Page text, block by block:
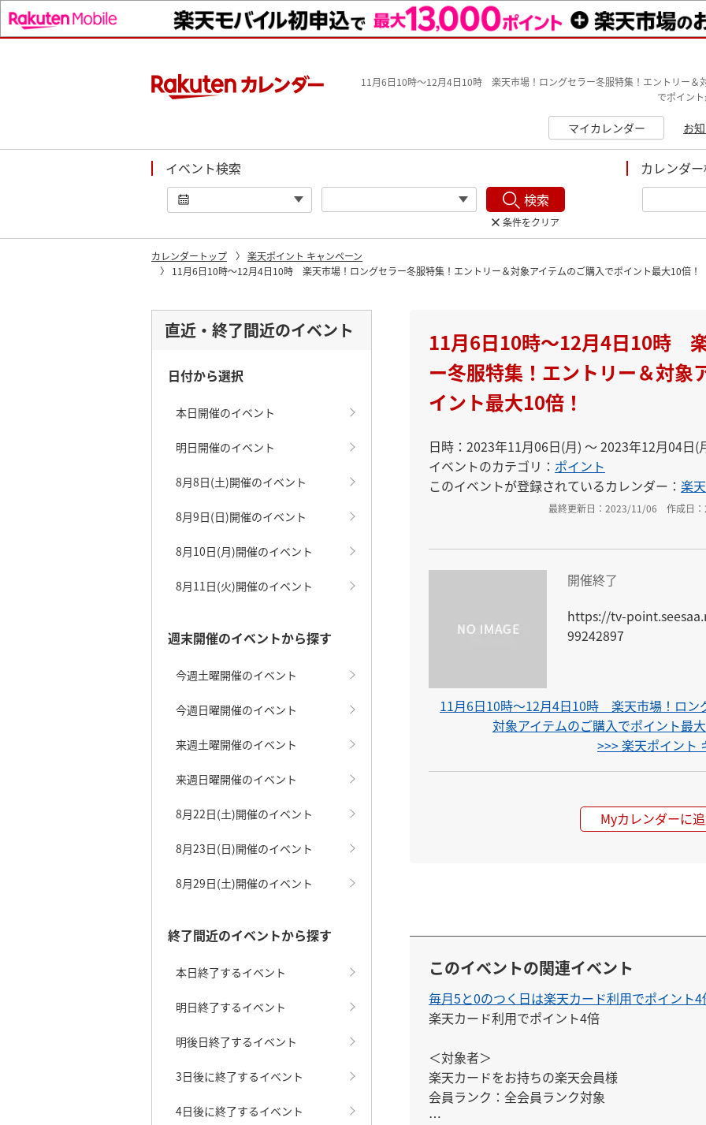
11月6日10時〜12月4日10時 楽天市場！ロングセラー冬服特集！エントリー＆
でポイン
マイカレンダー お
イベント検索
検索
条件をクリア
カレンダ
カレンダートップ
楽天ポイント キャンペーン
11月6日10時〜12月4日10時 楽天市場！ロングセラー冬服特集！エントリー＆対象アイテムのご購入でポイント最大10倍！
直近・終了間近のイベント
日付から選択
本日開催のイベント
明日開催のイベント
8月8日(土)開催のイベント
8月9日(日)開催のイベント
8月10日(月)開催のイベント
8月11日(火)開催のイベント
週末開催のイベントから探す
今週土曜開催のイベント
今週日曜開催のイベント
来週土曜開催のイベント
来週日曜開催のイベント
8月22日(土)開催のイベント
8月23日(日)開催のイベント
8月29日(土)開催のイベント
終了間近のイベントから探す
本日終了するイベント
明日終了するイベント
明後日終了するイベント
3日後に終了するイベント
4日後に終了するイベント
11月6日10時〜12月4日10時
ー冬服特集！エントリー＆対象
イント最大10倍！
日時：2023年11月06日(月) 〜 2023年12月04日(
イベントのカテゴリ： ポイント
このイベントが登録されているカレンダー： 楽
最終更新日：2023/11/06 作成日
開催終了
https://tv-
99242897
11月6日10時〜12月4日10時 楽天市場！ロン
対象アイテムのご購入でポイント最
>>> 楽天ポイント
Myカレンダーに
このイベントの関連イベント
毎月5と0のつく日は楽天カード利用でポイント4
楽天カード利用でポイント4倍
＜対象者＞
楽天カードをお持ちの楽天会員様
会員ランク：全会員ランク対象